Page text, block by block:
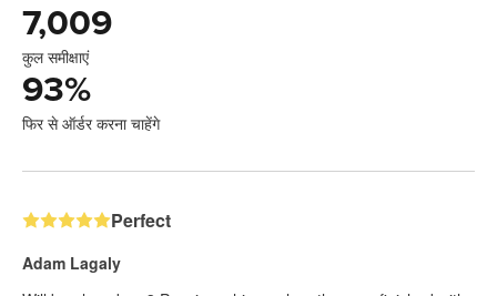
7,009
कुल समीक्षाएं
93%
फिर से ऑर्डर करना चाहेंगे
Perfect
Adam Lagaly